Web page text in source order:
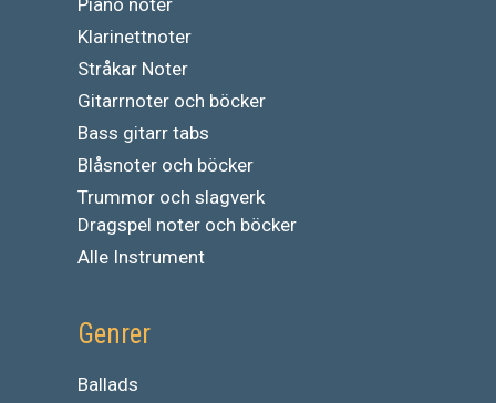
Klarinettnoter
Stråkar Noter
Gitarrnoter och böcker
Bass gitarr tabs
Blåsnoter och böcker
Trummor och slagverk
Dragspel noter och böcker
Alle Instrument
Genrer
Ballads